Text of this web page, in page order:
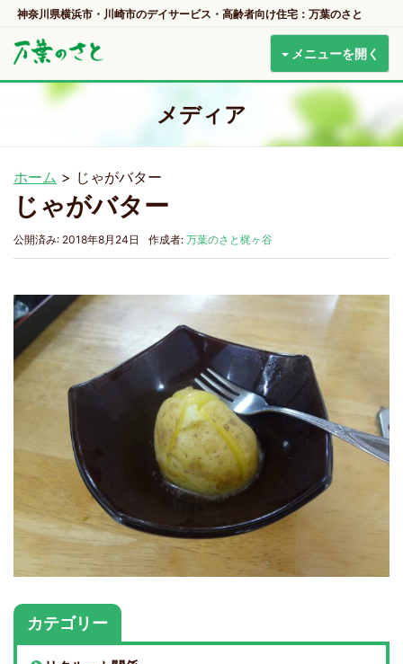
神奈川県横浜市・川崎市のデイサービス・高齢者向け住宅：万葉のさと
メニューを開く
メディア
ホーム > じゃがバター
じゃがバター
公開済み: 2018年8月24日 作成者: 万葉のさと梶ヶ谷
カテゴリー